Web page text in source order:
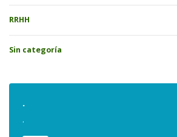
RRHH
Sin categoría
.
.